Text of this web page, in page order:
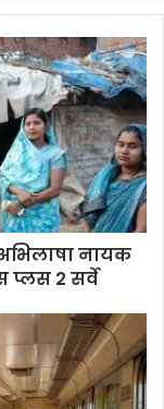
नायक
2 सर्वे